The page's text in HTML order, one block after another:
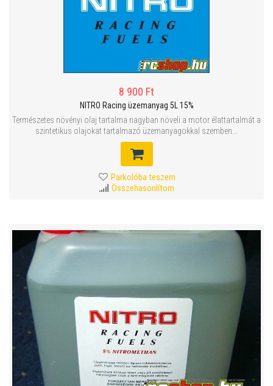
8 900 Ft
NITRO Racing üzemanyag 5L 15%
Természetes növényi olaj tartalma nagyban növeli a motor élattartalmát a
szintetikus olajokat tartalmazó üzemanyagokkal szemben...
Parkolóba teszem
Összehasonlítom